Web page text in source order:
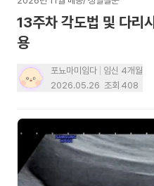
13주차 각도법 및 다리
용
포뇨마미임다
임신 4개월
2026.05.26 조회 408